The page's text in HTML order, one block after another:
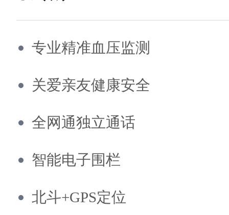
专业精准血压监测
关爱亲友健康安全
全网通独立通话
智能电子围栏
北斗+GPS定位